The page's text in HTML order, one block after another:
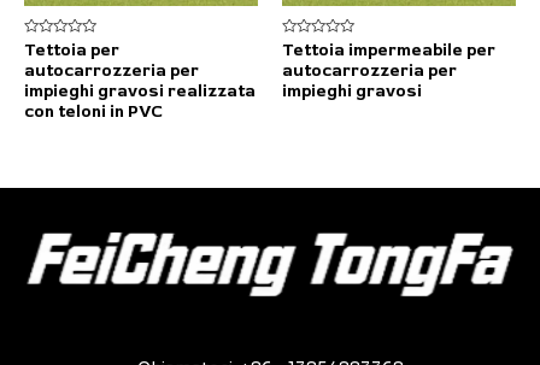
Valutato
0
su
5
Tettoia per
autocarrozzeria per
impieghi gravosi realizzata
con teloni in PVC
Valutato
0
su
5
Tettoia impermeabile per
autocarrozzeria per
impieghi gravosi